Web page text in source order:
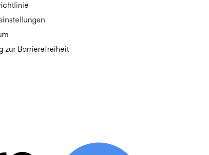
zur Barrierefreiheit